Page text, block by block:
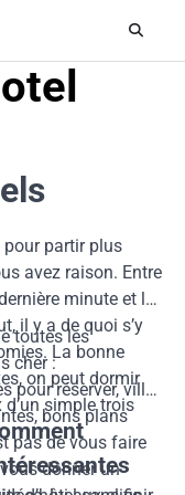
partir plus
avez raison. Entre
minute et les
il y a de quoi s’y
La bonne
on peut dormir
simple trois
toutes les
cher :
pour réserver, villes
bons plans
pas de vous faire
donner un